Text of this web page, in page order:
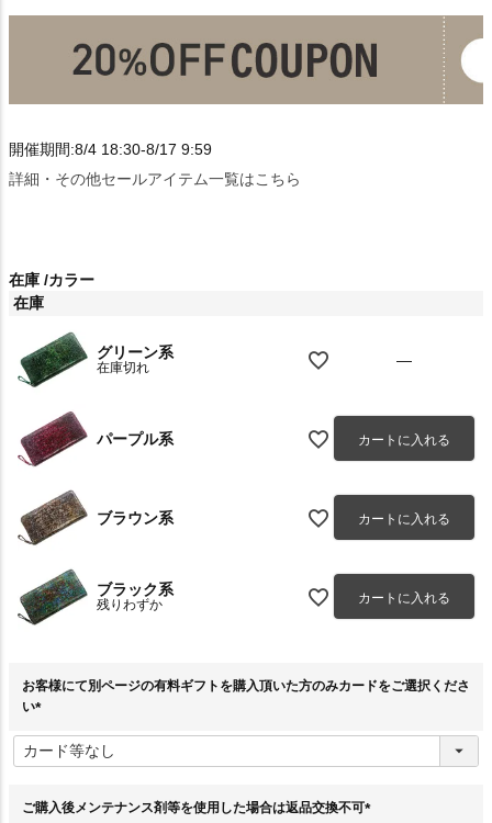
開催期間:8/4 18:30-8/17 9:59
詳細・その他セールアイテム一覧はこちら
在庫 カラー
在庫
グリーン系
在庫切れ —
パープル系 カートに入れる
ブラウン系 カートに入れる
ブラック系
残りわずか カートに入れる
お客様にて別ページの有料ギフトを購入頂いた方のみカードをご選択くださ
い
必
須
ご購入後メンテナンス剤等を使用した場合は返品交換不可